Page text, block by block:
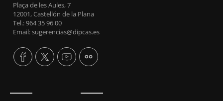
Plaça de les Aules, 7
12001, Castellón de la Plana
Tel.: 964 35 96 00
Email: sugerencias@dipcas.es